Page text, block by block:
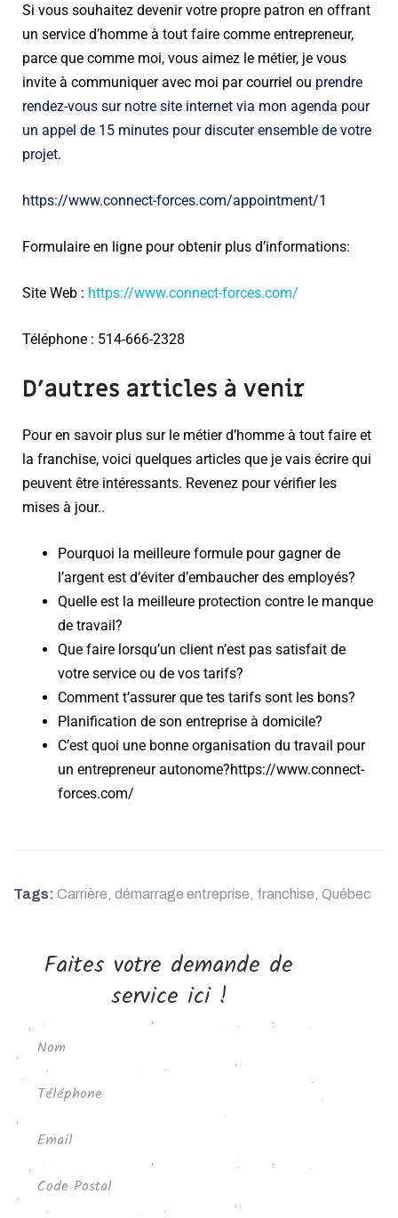
Si vous souhaitez devenir votre propre patron en offrant
un service d’homme à tout faire comme entrepreneur,
parce que comme moi, vous aimez le métier, je vous
invite à communiquer avec moi par courriel ou prendre
rendez-vous sur notre site internet via mon agenda pour
un appel de 15 minutes pour discuter ensemble de votre
projet.
https://www.connect-forces.com/appointment/1
Formulaire en ligne pour obtenir plus d’informations:
Site Web : https://www.connect-forces.com/
Téléphone : 514-666-2328
D’autres articles à venir
Pour en savoir plus sur le métier d’homme à tout faire et
la franchise, voici quelques articles que je vais écrire qui
peuvent être intéressants. Revenez pour vérifier les
mises à jour..
Pourquoi la meilleure formule pour gagner de
l’argent est d’éviter d’embaucher des employés?
Quelle est la meilleure protection contre le manque
de travail?
Que faire lorsqu’un client n’est pas satisfait de
votre service ou de vos tarifs?
Comment t’assurer que tes tarifs sont les bons?
Planification de son entreprise à domicile?
C’est quoi une bonne organisation du travail pour
un entrepreneur autonome?https://www.connect-
forces.com/
Tags: Carrière, démarrage entreprise, franchise, Québec